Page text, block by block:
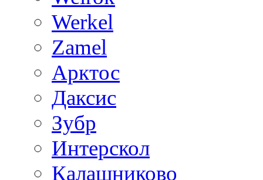
Werkel
Zamel
Арктос
Даксис
Зубр
Интерскол
Калашниково